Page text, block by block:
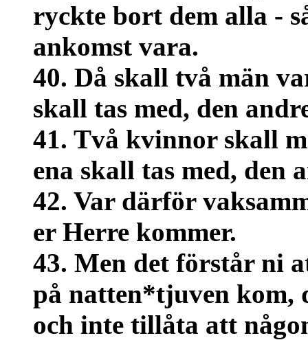
ryckte bort dem alla -
ankomst vara.
40. Då skall två män
skall tas med, den
41. Två kvinnor skall
ena skall tas med, den
42. Var därför
er Herre kommer.
43. Men det förstår ni
på natten*tjuven kom,
och inte tillåta att